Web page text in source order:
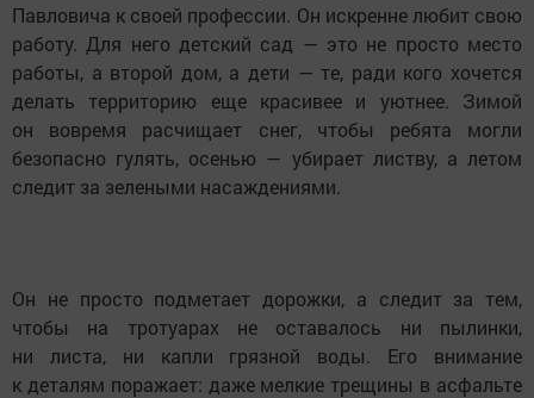
Павловича к своей профессии. Он искренне любит свою
работу. Для него детский сад — это не просто место
работы, а второй дом, а дети — те, ради кого хочется
делать территорию еще красивее и уютнее. Зимой
он вовремя расчищает снег, чтобы ребята могли
безопасно гулять, осенью — убирает листву, а летом
следит за зелеными насаждениями.
Он не просто подметает дорожки, а следит за тем,
чтобы на тротуарах не оставалось ни пылинки,
ни листа, ни капли грязной воды. Его внимание
к деталям поражает: даже мелкие трещины в асфальте